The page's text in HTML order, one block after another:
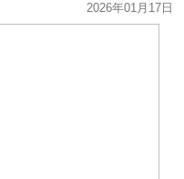
2026年01月17日